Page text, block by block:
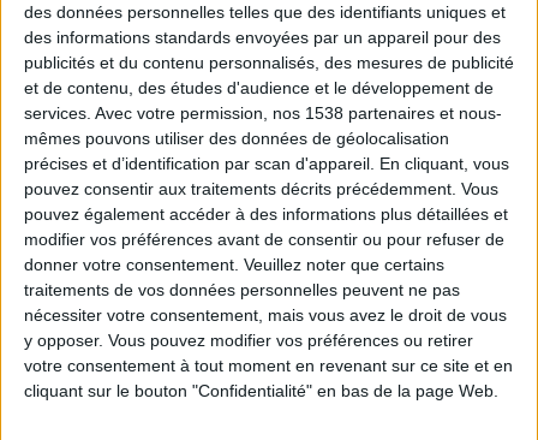
des données personnelles telles que des identifiants uniques et
des informations standards envoyées par un appareil pour des
publicités et du contenu personnalisés, des mesures de publicité
et de contenu, des études d'audience et le développement de
services. Avec votre permission, nos 1538 partenaires et nous-
mêmes pouvons utiliser des données de géolocalisation
précises et d’identification par scan d'appareil. En cliquant, vous
pouvez consentir aux traitements décrits précédemment. Vous
pouvez également accéder à des informations plus détaillées et
modifier vos préférences avant de consentir ou pour refuser de
donner votre consentement. Veuillez noter que certains
traitements de vos données personnelles peuvent ne pas
nécessiter votre consentement, mais vous avez le droit de vous
y opposer. Vous pouvez modifier vos préférences ou retirer
votre consentement à tout moment en revenant sur ce site et en
cliquant sur le bouton "Confidentialité" en bas de la page Web.
Combien de kilos souhaitez-vous perdre ?
Moins de
5 kilos
De 5 à 10
kilos
Plus de
10 kilos
Service-client & Motivation Voir tout
Les équipes du Service-client et de la
Communauté Savoir Maigrir vous aident
chaque semaine à vous rapprocher
sereinement de votre objectif minceur.